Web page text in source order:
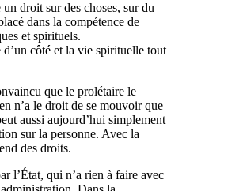
droit sur des choses, sur du
dans la compétence de
et spirituels.
côté et la vie spirituelle tout
que le prolétaire le
n’a le droit de se mouvoir que
aussi aujourd’hui simplement
sur la personne. Avec la
des droits.
l’État, qui n’a rien à faire avec